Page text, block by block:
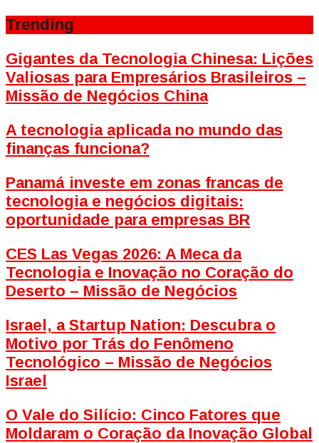
Trending
Gigantes da Tecnologia Chinesa: Lições
Valiosas para Empresários Brasileiros –
Missão de Negócios China
A tecnologia aplicada no mundo das
finanças funciona?
Panamá investe em zonas francas de
tecnologia e negócios digitais:
oportunidade para empresas BR
CES Las Vegas 2026: A Meca da
Tecnologia e Inovação no Coração do
Deserto – Missão de Negócios
Israel, a Startup Nation: Descubra o
Motivo por Trás do Fenômeno
Tecnológico – Missão de Negócios
Israel
O Vale do Silício: Cinco Fatores que
Moldaram o Coração da Inovação Global